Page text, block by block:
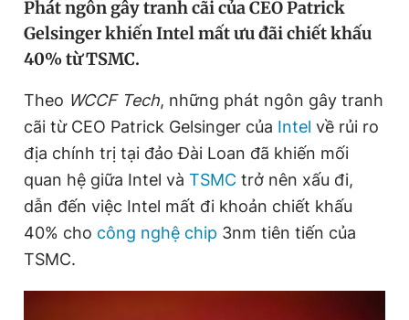
Tin thị trường Tin 360
Sản phẩm khác
Tiện ích Bạn cần biết
Thông tin tòa soạn Liên hệ quảng cáo
Phát ngôn gây tranh cãi của CEO Patrick
Gelsinger khiến Intel mất ưu đãi chiết khấu
40% từ TSMC.
Theo WCCF Tech, những phát ngôn gây tranh
cãi từ CEO Patrick Gelsinger của Intel về rủi ro
địa chính trị tại đảo Đài Loan đã khiến mối
quan hệ giữa Intel và TSMC trở nên xấu đi,
dẫn đến việc Intel mất đi khoản chiết khấu
40% cho công nghệ chip 3nm tiên tiến của
TSMC.